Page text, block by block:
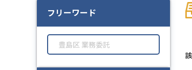
フリーワード